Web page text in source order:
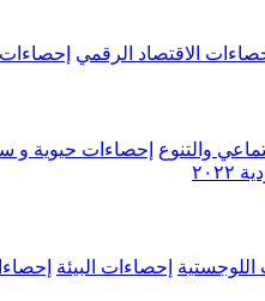
الاقتصاد الرقمي إحصاءات
والتنوع إحصاءات حيوية و
اللوجستية إحصاءات البيئة